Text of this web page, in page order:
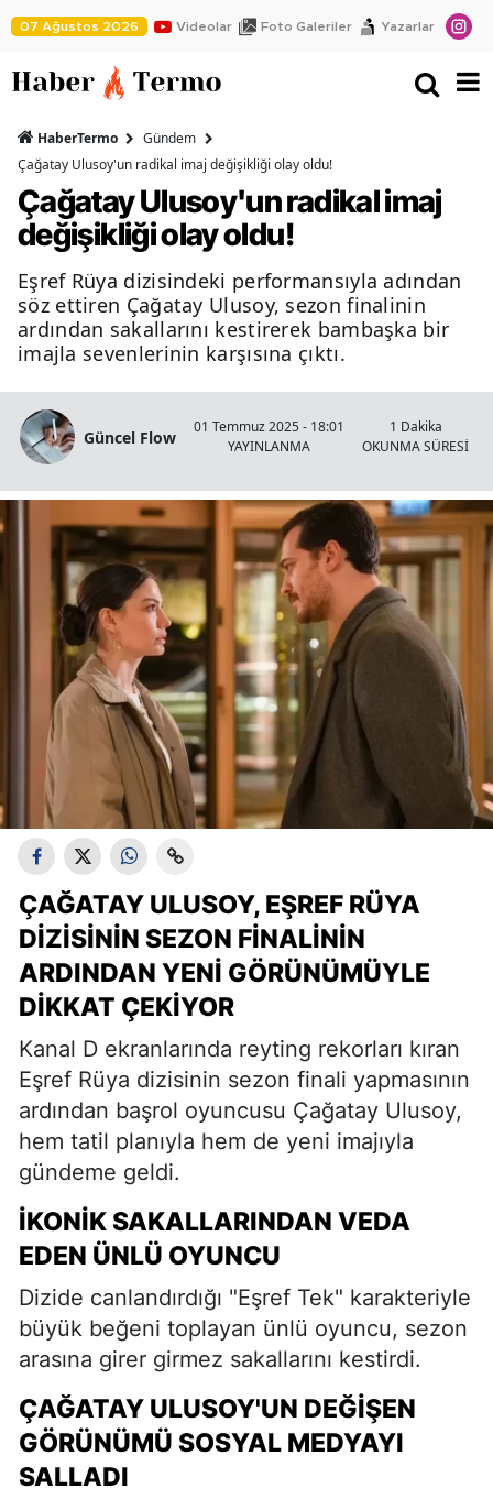
07 Ağustos 2026 Videolar Foto Galeriler Yazarlar
HaberTermo
Gündem
Çağatay Ulusoy'un radikal imaj değişikliği olay oldu!
Çağatay Ulusoy'un radikal imaj
değişikliği olay oldu!
Eşref Rüya dizisindeki performansıyla adından
söz ettiren Çağatay Ulusoy, sezon finalinin
ardından sakallarını kestirerek bambaşka bir
imajla sevenlerinin karşısına çıktı.
Güncel Flow
01 Temmuz 2025 - 18:01
YAYINLANMA
1 Dakika
OKUNMA SÜRESİ
ÇAĞATAY ULUSOY, EŞREF RÜYA
DIZISININ SEZON FINALININ
ARDINDAN YENI GÖRÜNÜMÜYLE
DIKKAT ÇEKIYOR
Kanal D ekranlarında reyting rekorları kıran
Eşref Rüya dizisinin sezon finali yapmasının
ardından başrol oyuncusu Çağatay Ulusoy,
hem tatil planıyla hem de yeni imajıyla
gündeme geldi.
İKONIK SAKALLARINDAN VEDA
EDEN ÜNLÜ OYUNCU
Dizide canlandırdığı "Eşref Tek" karakteriyle
büyük beğeni toplayan ünlü oyuncu, sezon
arasına girer girmez sakallarını kestirdi.
ÇAĞATAY ULUSOY'UN DEĞIŞEN
GÖRÜNÜMÜ SOSYAL MEDYAYI
SALLADI